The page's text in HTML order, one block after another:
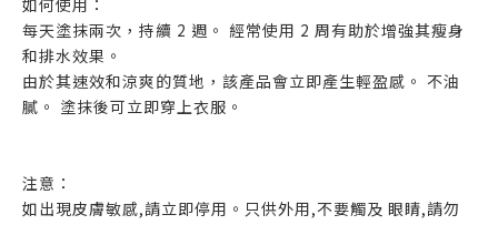
如何使用：
每天塗抹兩次，持續 2 週。 經常使用 2 周有助於增強其瘦身
和排水效果。
由於其速效和涼爽的質地，該產品會立即產生輕盈感。 不油
膩。 塗抹後可立即穿上衣服。
注意：
如出現皮膚敏感,請立即停用。只供外用,不要觸及 眼睛,請勿